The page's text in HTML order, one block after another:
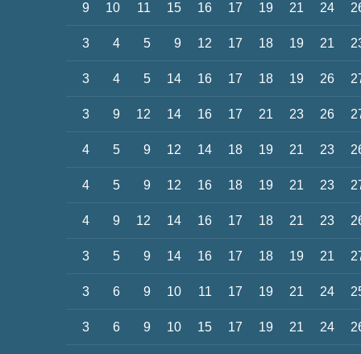
9 10 11 15 16 17 19 21 24
3 4 5 9 12 17 18 19 21
3 4 5 14 16 17 18 19 26
3 9 12 14 16 17 21 23 26
4 5 9 12 14 18 19 21 23
4 5 9 12 16 18 19 21 23
4 9 12 14 16 17 18 21 23
3 5 9 14 16 17 18 19 21
3 6 9 10 11 17 19 21 24
3 6 9 10 15 17 19 21 24